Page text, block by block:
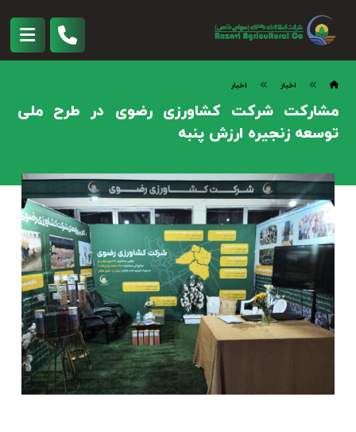
اخبار اخبار
مشارکت شرکت کشاورزی رضوی در طرح ملی
توسعه زنجیره ارزش پنبه